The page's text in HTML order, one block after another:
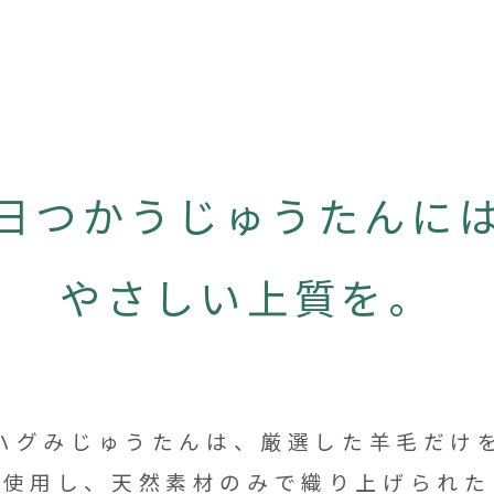
つかう じゅうたんに
やさしい上質を。
グみじゅうたんは、厳選した羊毛だけ
使用し、天然素材のみで織り上げられた